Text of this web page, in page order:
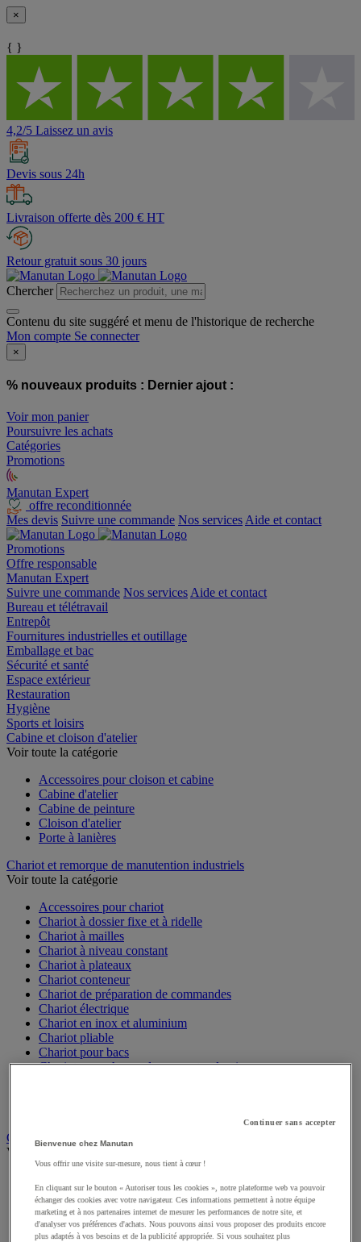
×
{ }
4,2/5 Laissez un avis
Devis sous 24h
Livraison offerte dès 200 € HT
Retour gratuit sous 30 jours
Chercher
Contenu du site suggéré et menu de l'historique de recherche
Mon compte Se connecter
×
% nouveaux produits : Dernier ajout :
Voir mon panier
Poursuivre les achats
Catégories
Promotions
Manutan Expert
offre reconditionnée
Mes devis Suivre une commande Nos services Aide et contact
Promotions
Offre responsable
Manutan Expert
Suivre une commande Nos services Aide et contact
Bureau et télétravail
Entrepôt
Fournitures industrielles et outillage
Emballage et bac
Sécurité et santé
Espace extérieur
Restauration
Hygiène
Sports et loisirs
Cabine et cloison d'atelier
Voir toute la catégorie
Accessoires pour cloison et cabine
Cabine d'atelier
Cabine de peinture
Cloison d'atelier
Porte à lanières
Chariot et remorque de manutention industriels
Voir toute la catégorie
Accessoires pour chariot
Chariot à dossier fixe et à ridelle
Chariot à mailles
Chariot à niveau constant
Chariot à plateaux
Chariot conteneur
Chariot de préparation de commandes
Chariot électrique
Chariot en inox et aluminium
Chariot pliable
Chariot pour bacs
Chariot pour charges longues et volumineuses
Chauffage, rafraîchisseur et déshumidificateur
Voir toute la catégorie
Chauffage au gaz
Chauffage électrique
Rafraîchisseur et déshumidificateur
Continuer sans accepter
Bienvenue chez Manutan
Vous offrir une visite sur-mesure, nous tient à cœur !
En cliquant sur le bouton « Autoriser tous les cookies », notre plateforme web va pouvoir
échanger des cookies avec votre navigateur. Ces informations permettent à notre équipe
marketing et à nos partenaires internet de mesurer les performances de notre site, et
d'analyser vos préférences d'achats. Nous pouvons ainsi vous proposer des produits encore
plus adaptés à vos besoins et de la publicité appropriée. Si vous souhaitez plus